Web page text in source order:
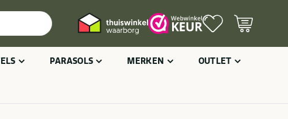
PARASOLS MERKEN OUTLET